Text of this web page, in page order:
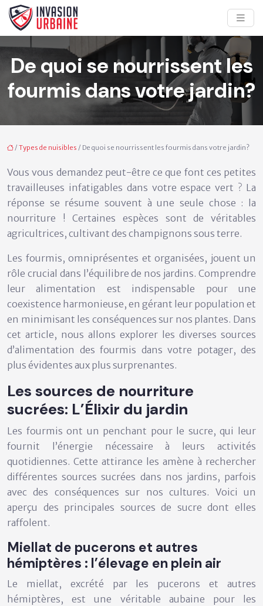
De quoi se nourrissent les
fourmis dans votre jardin?
/ Types de nuisibles / De quoi se nourrissent les fourmis dans votre jardin?
Vous vous demandez peut-être ce que font ces petites
travailleuses infatigables dans votre espace vert ? La
réponse se résume souvent à une seule chose : la
nourriture ! Certaines espèces sont de véritables
agricultrices, cultivant des champignons sous terre.
Les fourmis, omniprésentes et organisées, jouent un
rôle crucial dans l’équilibre de nos jardins. Comprendre
leur alimentation est indispensable pour une
coexistence harmonieuse, en gérant leur population et
en minimisant les conséquences sur nos plantes. Dans
cet article, nous allons explorer les diverses sources
d’alimentation des fourmis dans votre potager, des
plus évidentes aux plus surprenantes.
Les sources de nourriture
sucrées: L’Élixir du jardin
Les fourmis ont un penchant pour le sucre, qui leur
fournit l’énergie nécessaire à leurs activités
quotidiennes. Cette attirance les amène à rechercher
différentes sources sucrées dans nos jardins, parfois
avec des conséquences sur nos cultures. Voici un
aperçu des principales sources de sucre dont elles
raffolent.
Miellat de pucerons et autres
hémiptères : l’élevage en plein air
Le miellat, excrété par les pucerons et autres
hémiptères, est une véritable aubaine pour les